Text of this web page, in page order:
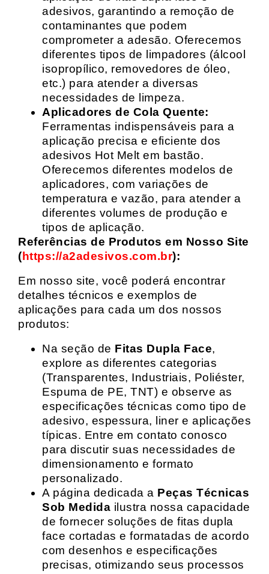
adesivos, garantindo a remoção de
contaminantes que podem
comprometer a adesão. Oferecemos
diferentes tipos de limpadores (álcool
isopropílico, removedores de óleo,
etc.) para atender a diversas
necessidades de limpeza.
Aplicadores de Cola Quente:
Ferramentas indispensáveis para a
aplicação precisa e eficiente dos
adesivos Hot Melt em bastão.
Oferecemos diferentes modelos de
aplicadores, com variações de
temperatura e vazão, para atender a
diferentes volumes de produção e
tipos de aplicação.
Referências de Produtos em Nosso Site
(https://a2adesivos.com.br):
Em nosso site, você poderá encontrar
detalhes técnicos e exemplos de
aplicações para cada um dos nossos
produtos:
Na seção de Fitas Dupla Face,
explore as diferentes categorias
(Transparentes, Industriais, Poliéster,
Espuma de PE, TNT) e observe as
especificações técnicas como tipo de
adesivo, espessura, liner e aplicações
típicas. Entre em contato conosco
para discutir suas necessidades de
dimensionamento e formato
personalizado.
A página dedicada a Peças Técnicas
Sob Medida ilustra nossa capacidade
de fornecer soluções de fitas dupla
face cortadas e formatadas de acordo
com desenhos e especificações
precisas, otimizando seus processos